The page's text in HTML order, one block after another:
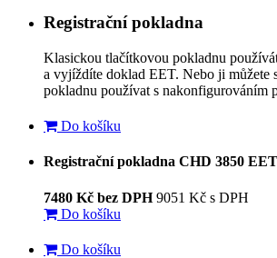
Registrační pokladna
Klasickou tlačítkovou pokladnu
a vyjíždíte doklad EET. Nebo ji můžete
pokladnu používat s nakonfigurováním
Do košíku
Registrační pokladna CHD 3850
7480 Kč bez DPH9051 Kč s DPH
Do košíku
Do košíku